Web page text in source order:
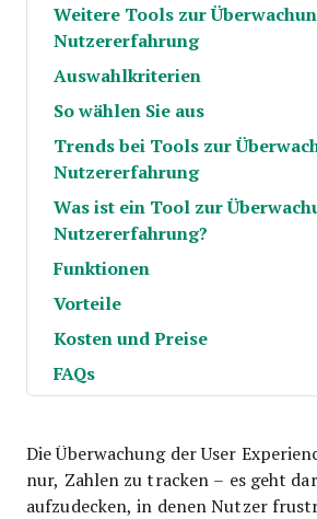
Weitere Tools zur
Nutzererfahrung
Auswahlkriterien
So wählen Sie aus
Trends bei Tools zur
Nutzererfahrung
Was ist ein Tool zur
Nutzererfahrung?
Funktionen
Vorteile
Kosten und Preise
FAQs
Die Überwachung der User
nur, Zahlen zu tracken – es geht
aufzudecken, in denen Nutzer